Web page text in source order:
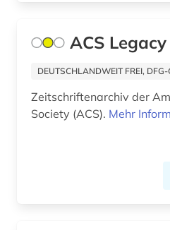
techniker (1)
teilchenphysik (1)
telekommunikation (1)
thailand (1)
ACS
DEUTSCHLANDWEIT FREI, DFG-
Zeitschriftenarchiv der
Society (ACS). Mehr